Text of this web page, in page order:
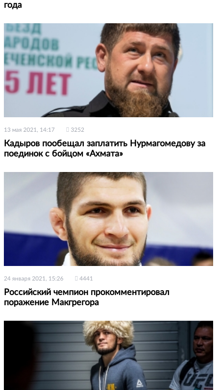
года
13 мая 2021, 14:17 3252
Кадыров пообещал заплатить Нурмагомедову за
поединок с бойцом «Ахмата»
24 января 2021, 15:26 4441
Российский чемпион прокомментировал
поражение Макгрегора